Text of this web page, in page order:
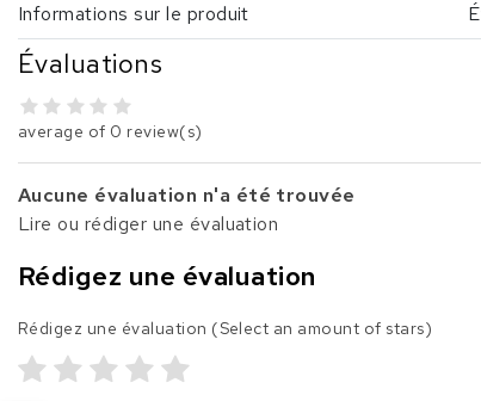
Informations sur le produit
Évaluations
average of 0 review(s)
Aucune évaluation n'a été trouvée
Lire ou rédiger une évaluation
Rédigez une évaluation
Rédigez une évaluation (Select an amount of stars)